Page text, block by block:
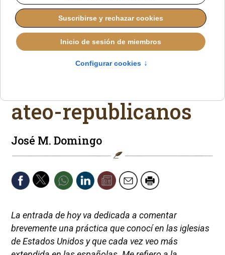
De iglesias y
banderas, entre
ateo-republicanos
José M. Domingo
La entrada de hoy va dedicada a comentar
brevemente una práctica que conocí en las iglesias
de Estados Unidos y que cada vez veo más